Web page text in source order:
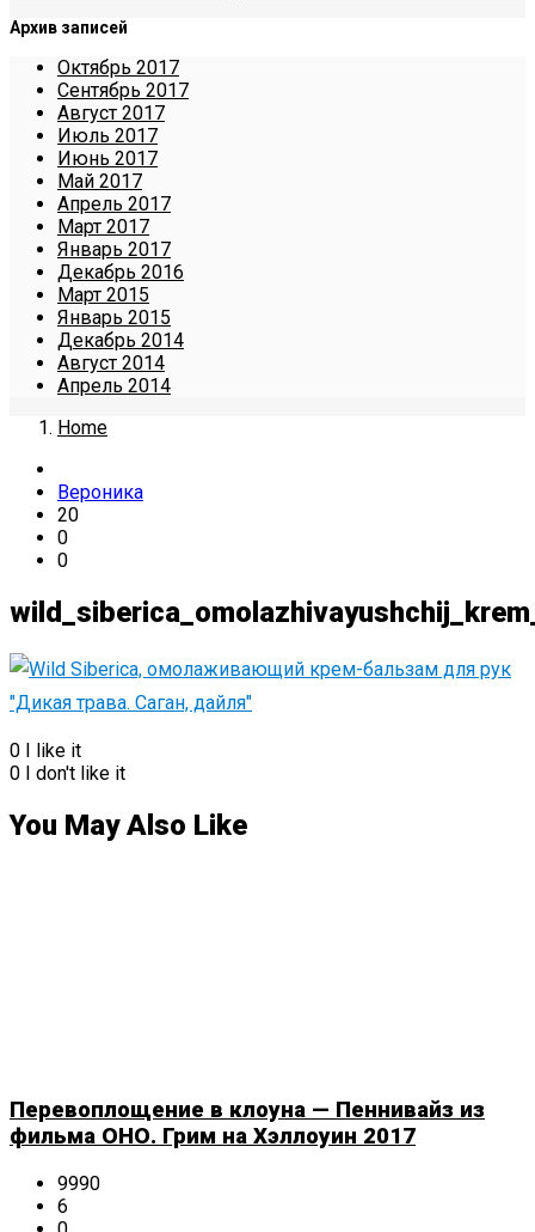
Архив записей
Октябрь 2017
Сентябрь 2017
Август 2017
Июль 2017
Июнь 2017
Май 2017
Апрель 2017
Март 2017
Январь 2017
Декабрь 2016
Март 2015
Январь 2015
Декабрь 2014
Август 2014
Апрель 2014
Home
Вероника
20
0
0
0 I like it
0 I don't like it
You May Also Like
Перевоплощение в клоуна — Пеннивайз из
фильма ОНО. Грим на Хэллоуин 2017
9990
6